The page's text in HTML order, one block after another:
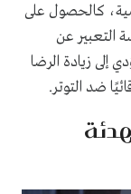
كالحصول على
التعبير عن
إلى زيادة الرضا
ضد التوتر.